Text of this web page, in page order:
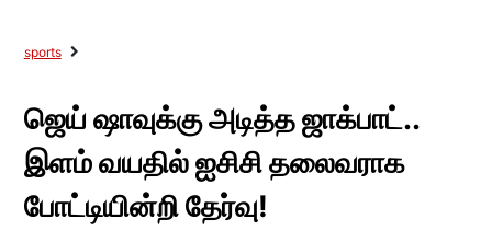
sports
ஜெய் ஷாவுக்கு அடித்த ஜாக்பாட்..
இளம் வயதில் ஐசிசி தலைவராக
போட்டியின்றி தேர்வு!